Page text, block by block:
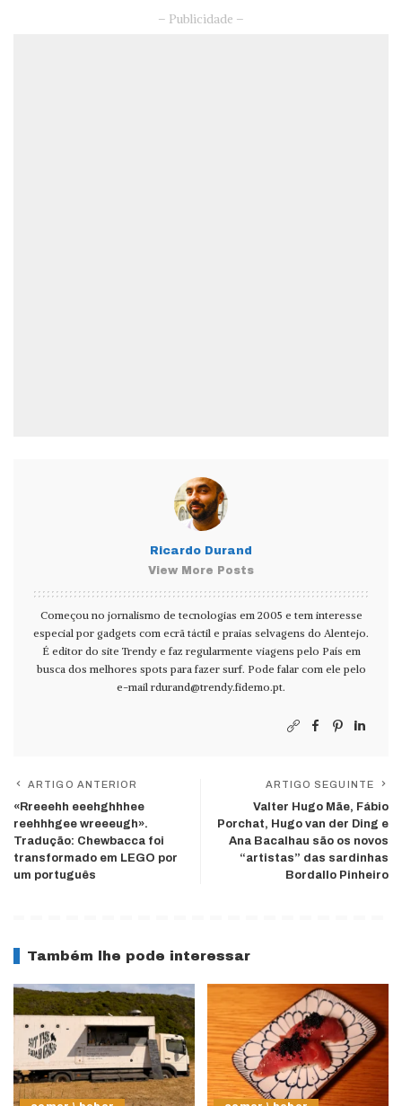
– Publicidade –
Ricardo Durand
View More Posts
Começou no jornalismo de tecnologias em 2005 e tem interesse
especial por gadgets com ecrã táctil e praias selvagens do Alentejo.
É editor do site Trendy e faz regularmente viagens pelo País em
busca dos melhores spots para fazer surf. Pode falar com ele pelo
e-mail rdurand@trendy.fidemo.pt.
ARTIGO ANTERIOR
«Rreeehh eeehghhhee
reehhhgee wreeeugh».
Tradução: Chewbacca foi
transformado em LEGO por
um português
ARTIGO SEGUINTE
Valter Hugo Mãe, Fábio
Porchat, Hugo van der Ding e
Ana Bacalhau são os novos
“artistas” das sardinhas
Bordallo Pinheiro
Também lhe pode interessar